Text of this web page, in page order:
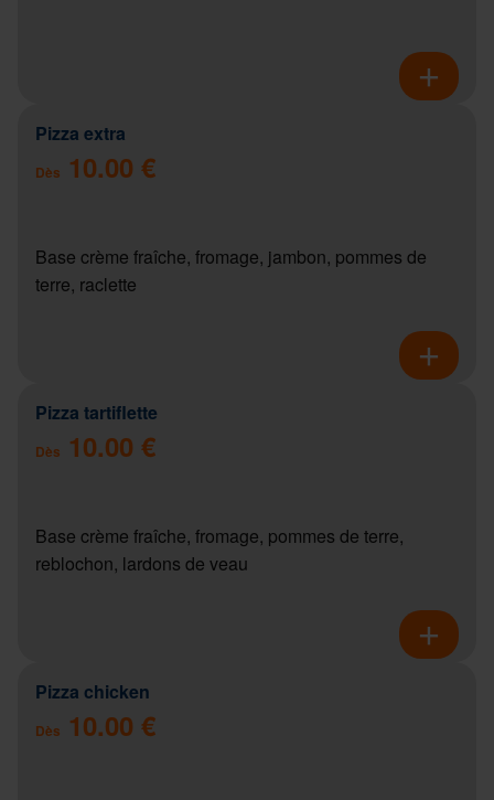
Pizza extra
Dès 10.00 €
Base crème fraîche, fromage, jambon, pommes de
terre, raclette
Pizza tartiflette
Dès 10.00 €
Base crème fraîche, fromage, pommes de terre,
reblochon, lardons de veau
Pizza chicken
Dès 10.00 €